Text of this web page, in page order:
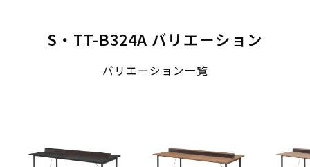
S・TT-B324A バリエーション
バリエーション一覧